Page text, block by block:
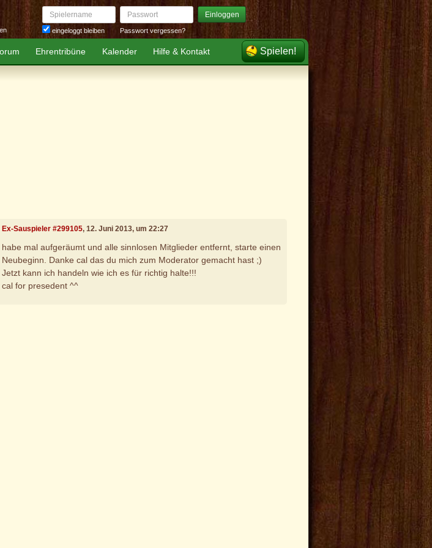
Spielername
eingeloggt bleiben
Passwort Einloggen
Passwort vergessen?
Ehrentribüne Kalender Hilfe & Kontakt Spielen!
Ex-Sauspieler #299105, 12. Juni 2013, um 22:27
habe mal aufgeräumt und alle sinnlosen Mitglieder entfernt, starte einen
Neubeginn. Danke cal das du mich zum Moderator gemacht hast ;)
Jetzt kann ich handeln wie ich es für richtig halte!!!
cal for presedent ^^